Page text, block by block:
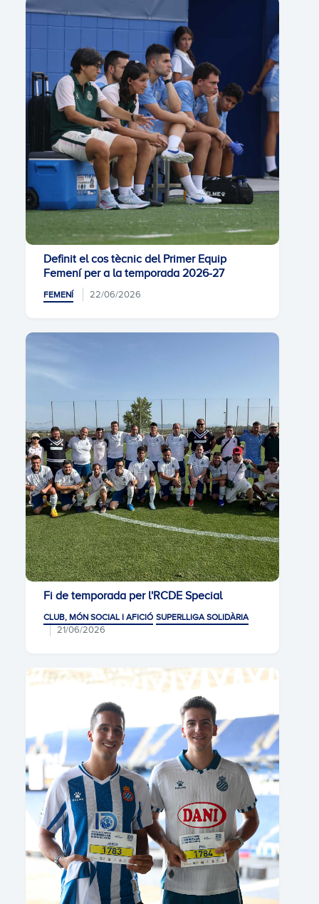
Definit el cos tècnic del Primer Equip
Femení per a la temporada 2026-27
FEMENÍ 22/06/2026
Fi de temporada per l'RCDE Special
CLUB, MÓN SOCIAL I AFICIÓ SUPERLLIGA SOLIDÀRIA
21/06/2026